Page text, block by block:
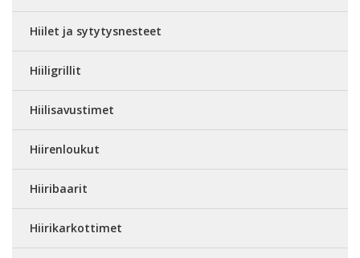
Hiilet ja sytytysnesteet
Hiiligrillit
Hiilisavustimet
Hiirenloukut
Hiiribaarit
Hiirikarkottimet